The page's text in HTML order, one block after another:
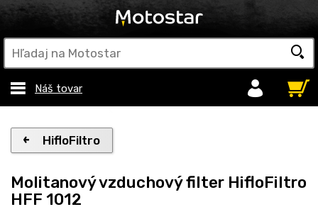
Náš tovar
HifloFiltro
Molitanový vzduchový filter HifloFiltro
HFF 1012